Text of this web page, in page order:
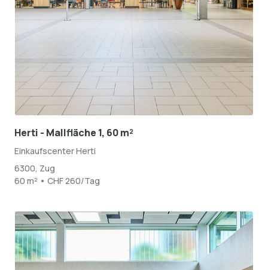
Herti - Mallfläche 1, 60 m²
Einkaufscenter Herti
6300, Zug
60 m² • CHF 260/Tag